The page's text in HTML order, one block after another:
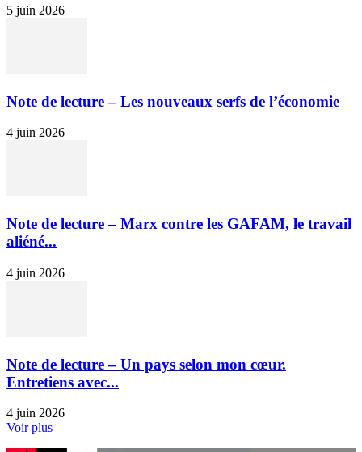
5 juin 2026
Note de lecture – Les nouveaux serfs de l’économie
4 juin 2026
Note de lecture – Marx contre les GAFAM, le travail
aliéné...
4 juin 2026
Note de lecture – Un pays selon mon cœur.
Entretiens avec...
4 juin 2026
Voir plus